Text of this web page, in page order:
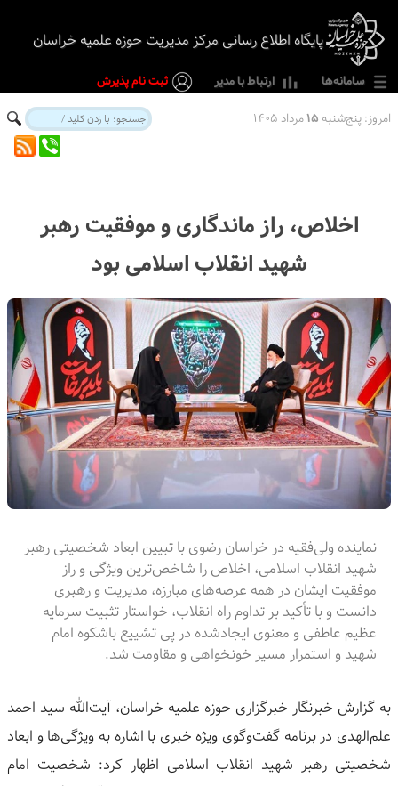
پایگاه اطلاع رسانی مرکز مدیریت حوزه علمیه خراسان
امروز:پنج‌شنبه ۱۵مرداد ۱۴۰۵
سامانه‌ها ارتباط با مدیر ثبت نام پذیرش
اخلاص، راز ماندگاری و موفقیت رهبر
شهید انقلاب اسلامی بود
نماینده ولی‌فقیه در خراسان رضوی با تبیین ابعاد شخصیتی رهبر
شهید انقلاب اسلامی، اخلاص را شاخص‌ترین ویژگی و راز
موفقیت ایشان در همه عرصه‌های مبارزه، مدیریت و رهبری
دانست و با تأکید بر تداوم راه انقلاب، خواستار تثبیت سرمایه
عظیم عاطفی و معنوی ایجادشده در پی تشییع باشکوه امام
شهید و استمرار مسیر خونخواهی و مقاومت شد.
به گزارش خبرنگار خبرگزاری حوزه علمیه خراسان، آیت‌الله سید احمد
علم‌الهدی در برنامه گفت‌وگوی ویژه خبری با اشاره به ویژگی‌ها و ابعاد
شخصیتی رهبر شهید انقلاب اسلامی اظهار کرد: شخصیت امام